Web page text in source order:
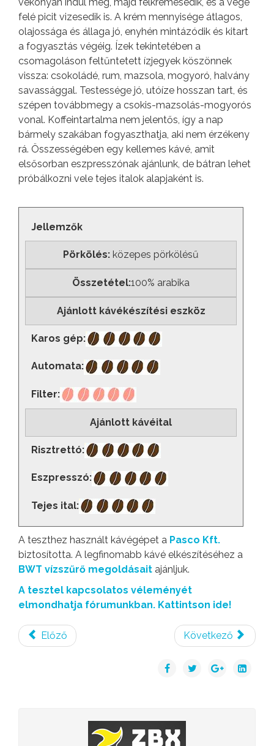
felé picit vizesedik is. A krém mennyisége átlagos,
olajossága és állaga jó, enyhén mintázódik és kitart
a fogyasztás végéig. Ízek tekintetében a
csomagoláson feltűntetett ízjegyek köszönnek
vissza: csokoládé, rum, mazsola, mogyoró, halvány
savassággal. Testessége jó, utóíze hosszan tart, és
szépen továbbmegy a csokis-mazsolás-mogyorós
vonal. Koffeintartalma nem jelentős, így a nap
bármely szakában fogyaszthatja, aki nem érzékeny
rá. Összességében egy kellemes kávé, amit
elsősorban eszpresszónak ajánlunk, de bátran lehet
próbálkozni vele tejes italok alapjaként is.
Jellemzők
Pörkölés: közepes pörkölésű
Összetétel:100% arabika
Ajánlott kávékészítési eszköz
Karos gép:
Automata:
Filter:
Ajánlott kávéital
Risztrettó:
Eszpresszó:
Tejes ital:
A teszthez használt kávégépet a Pasco Kft.
biztosította. A legfinomabb kávé elkészítéséhez a
BWT vízszűrő megoldásait ajánljuk.
A tesztel kapcsolatos véleményét
elmondhatja fórumunkban. Kattintson ide!
Előző Következő